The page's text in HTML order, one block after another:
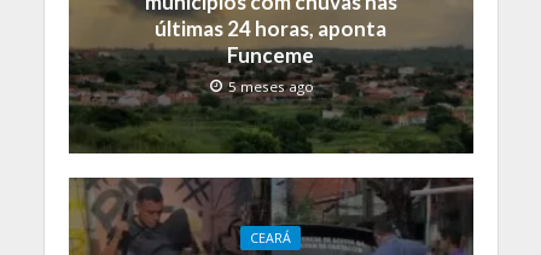
últimas 24 horas, aponta
Funceme
5 meses ago
CEARÁ